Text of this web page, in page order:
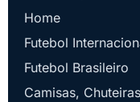
Home
Futebol
Futebol Brasileiro
Camisas,